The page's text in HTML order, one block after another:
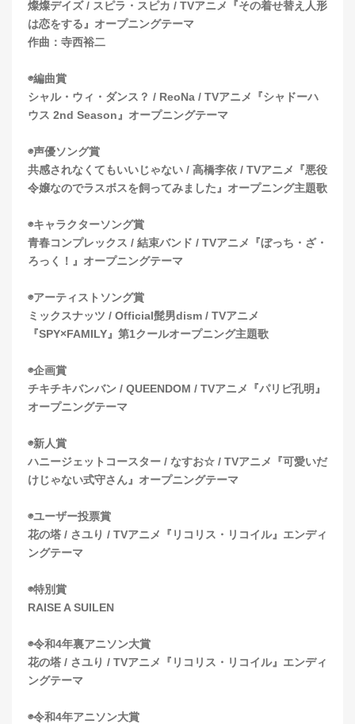
燦燦デイズ / スピラ・スピカ / TVアニメ『その着せ替え人形
は恋をする』オープニングテーマ
作曲：寺西裕二
◉編曲賞
シャル・ウィ・ダンス？ / ReoNa / TVアニメ『シャドーハ
ウス 2nd Season』オープニングテーマ
◉声優ソング賞
共感されなくてもいいじゃない / 高橋李依 / TVアニメ『悪役
令嬢なのでラスボスを飼ってみました』オープニング主題歌
◉キャラクターソング賞
青春コンプレックス / 結束バンド / TVアニメ『ぼっち・ざ・
ろっく！』オープニングテーマ
◉アーティストソング賞
ミックスナッツ / Official髭男dism / TVアニメ
『SPY×FAMILY』第1クールオープニング主題歌
◉企画賞
チキチキバンバン / QUEENDOM / TVアニメ『パリピ孔明』
オープニングテーマ
◉新人賞
ハニージェットコースター / なすお☆ / TVアニメ『可愛いだ
けじゃない式守さん』オープニングテーマ
◉ユーザー投票賞
花の塔 / さユり / TVアニメ『リコリス・リコイル』エンディ
ングテーマ
◉特別賞
RAISE A SUILEN
◉令和4年裏アニソン大賞
花の塔 / さユり / TVアニメ『リコリス・リコイル』エンディ
ングテーマ
◉令和4年アニソン大賞